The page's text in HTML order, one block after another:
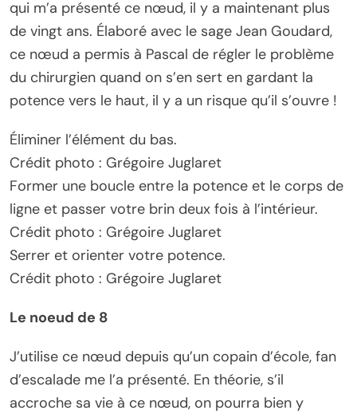
qui m’a présenté ce nœud, il y a maintenant plus
de vingt ans. Élaboré avec le sage Jean Goudard,
ce nœud a permis à Pascal de régler le problème
du chirurgien quand on s’en sert en gardant la
potence vers le haut, il y a un risque qu’il s’ouvre !
Éliminer l’élément du bas.
Crédit photo : Grégoire Juglaret
Former une boucle entre la potence et le corps de
ligne et passer votre brin deux fois à l’intérieur.
Crédit photo : Grégoire Juglaret
Serrer et orienter votre potence.
Crédit photo : Grégoire Juglaret
Le noeud de 8
J’utilise ce nœud depuis qu’un copain d’école, fan
d’escalade me l’a présenté. En théorie, s’il
accroche sa vie à ce nœud, on pourra bien y